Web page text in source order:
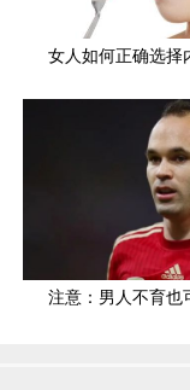
女人如何正确选择
注意：男人不育也